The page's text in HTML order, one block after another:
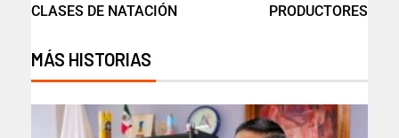
CLASES DE NATACIÓN
PRODUCTORES
MÁS HISTORIAS